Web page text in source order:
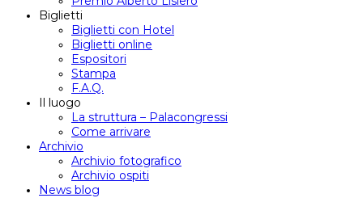
Biglietti
Biglietti con Hotel
Biglietti online
Espositori
Stampa
F.A.Q.
Il luogo
La struttura – Palacongressi
Come arrivare
Archivio
Archivio fotografico
Archivio ospiti
News blog